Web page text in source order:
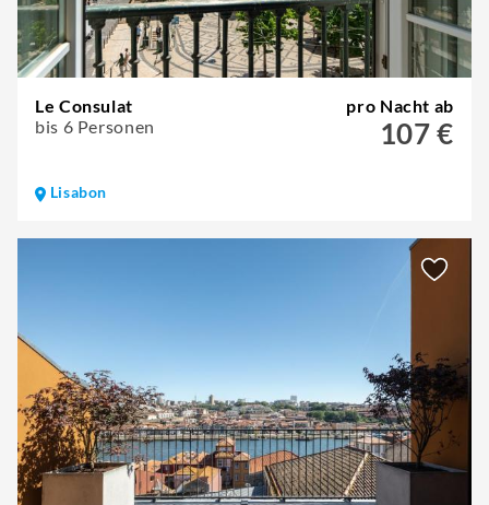
Le Consulat
bis 6 Personen
pro Nacht ab
107 €
Lisabon